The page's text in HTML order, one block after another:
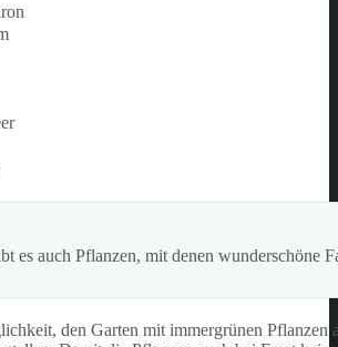
es auch Pflanzen, mit denen wunderschöne
den Garten mit immergrünen Pflanzen